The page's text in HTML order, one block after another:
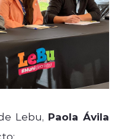
Lebu, Paola Ávila